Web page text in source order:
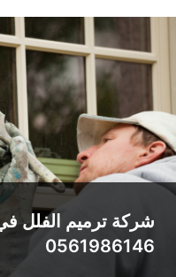
شركة ترميم الفلل
0561986146